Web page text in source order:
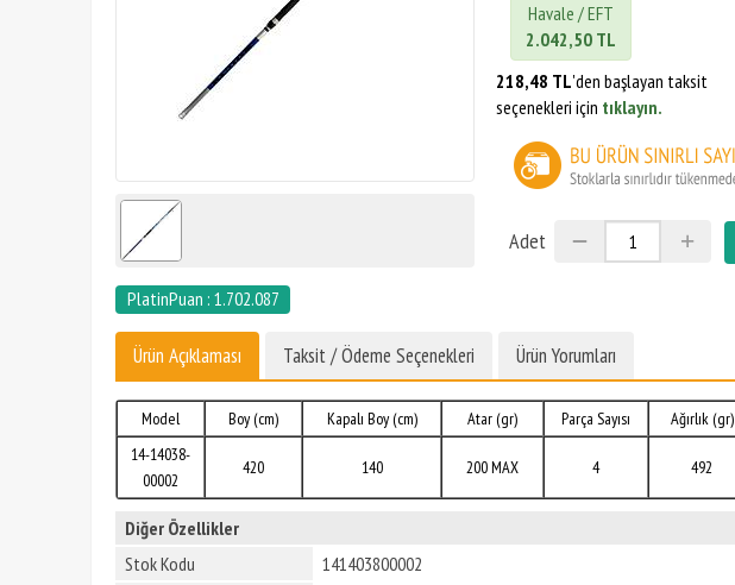
PlatinPuan : 1.702.087
Havale / EFT
2.042,50 TL
218,48 TL'den başlayan taksit
seçenekleri için tıklayın.
Adet
Ürün Açıklaması Taksit / Ödeme Seçenekleri Ürün Yorumları
Model Boy (cm) Kapalı Boy (cm) Atar (gr) Parça Sayısı Ağırlık (gr)
14-14038-
00002
420 140 200 MAX 4 492
Diğer Özellikler
Stok Kodu
141403800002